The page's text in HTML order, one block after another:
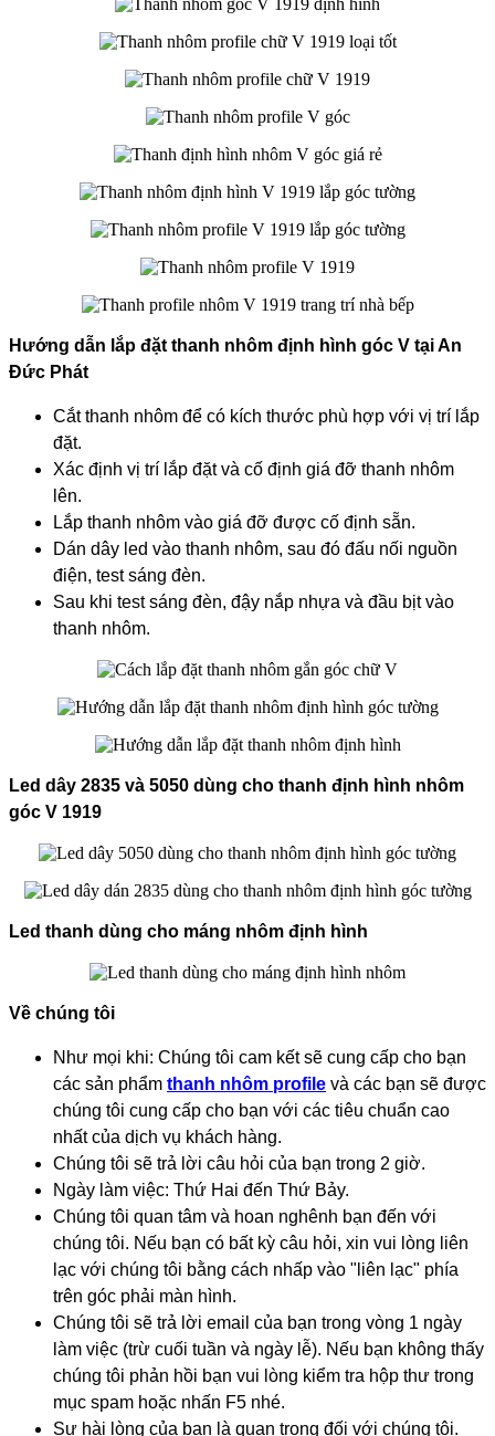
Hướng dẫn lắp đặt thanh nhôm định hình góc V tại An
Đức Phát
Cắt thanh nhôm để có kích thước phù hợp với vị trí lắp
đặt.
Xác định vị trí lắp đặt và cố định giá đỡ thanh nhôm
lên.
Lắp thanh nhôm vào giá đỡ được cố định sẵn.
Dán dây led vào thanh nhôm, sau đó đấu nối nguồn
điện, test sáng đèn.
Sau khi test sáng đèn, đậy nắp nhựa và đầu bịt vào
thanh nhôm.
Led dây 2835 và 5050 dùng cho thanh định hình nhôm
góc V 1919
Led thanh dùng cho máng nhôm định hình
Về chúng tôi
Như mọi khi: Chúng tôi cam kết sẽ cung cấp cho bạn
các sản phẩm thanh nhôm profile và các bạn sẽ được
chúng tôi cung cấp cho bạn với các tiêu chuẩn cao
nhất của dịch vụ khách hàng.
Chúng tôi sẽ trả lời câu hỏi của bạn trong 2 giờ.
Ngày làm việc: Thứ Hai đến Thứ Bảy.
Chúng tôi quan tâm và hoan nghênh bạn đến với
chúng tôi. Nếu bạn có bất kỳ câu hỏi, xin vui lòng liên
lạc với chúng tôi bằng cách nhấp vào "liên lạc" phía
trên góc phải màn hình.
Chúng tôi sẽ trả lời email của bạn trong vòng 1 ngày
làm việc (trừ cuối tuần và ngày lễ). Nếu bạn không thấy
chúng tôi phản hồi bạn vui lòng kiểm tra hộp thư trong
mục spam hoặc nhấn F5 nhé.
Sự hài lòng của bạn là quan trọng đối với chúng tôi.